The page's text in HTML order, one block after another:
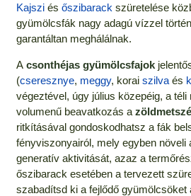
Kajsziés őszibarack szüretelése
gyümölcsfák nagy adagú vízzel
garantáltan meghálálnak.
A csonthéjas gyümölcsfajok
(cseresznye, meggy, korai szilvaés
végeztével, úgy július közepéig, a
volumenű beavatkozás a
ritkításával gondoskodhatsz a fák
fényviszonyairól, mely egyben növeli
generatív aktivitását, azaz a
őszibarack esetében a tervezett
szabadítsd ki a fejlődő gyümölcsöket